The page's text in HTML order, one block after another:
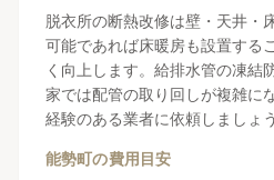
脱衣所の断熱改修は壁・天井・
可能であれば床暖房も設置する
く向上します。給排水管の凍結
家では配管の取り回しが複雑に
経験のある業者に依頼しましょう
能勢町の費用目安